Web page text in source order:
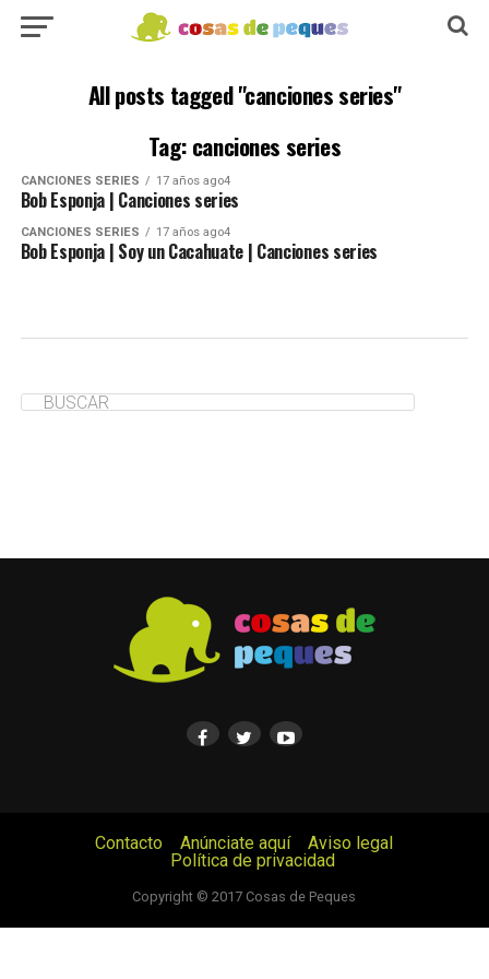
All posts tagged "canciones series"
Tag: canciones series
CANCIONES SERIES 17 años ago4
Bob Esponja | Canciones series
CANCIONES SERIES 17 años ago4
Bob Esponja | Soy un Cacahuate | Canciones series
Contacto Anúnciate aquí
Aviso legal
Política de privacidad
Copyright © 2017 Cosas de Peques